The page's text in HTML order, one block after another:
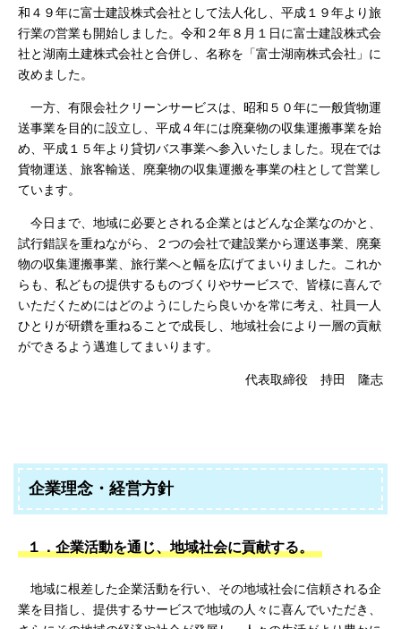
和４９年に富士建設株式会社として法人化し、平成１９年より旅
行業の営業も開始しました。令和２年８月１日に富士建設株式会
社と湖南土建株式会社と合併し、名称を「富士湖南株式会社」に
改めました。
一方、有限会社クリーンサービスは、昭和５０年に一般貨物運
送事業を目的に設立し、平成４年には廃棄物の収集運搬事業を始
め、平成１５年より貸切バス事業へ参入いたしました。現在では
貨物運送、旅客輸送、廃棄物の収集運搬を事業の柱として営業し
ています。
今日まで、地域に必要とされる企業とはどんな企業なのかと、
試行錯誤を重ねながら、２つの会社で建設業から運送事業、廃棄
物の収集運搬事業、旅行業へと幅を広げてまいりました。これか
らも、私どもの提供するものづくりやサービスで、皆様に喜んで
いただくためにはどのようにしたら良いかを常に考え、社員一人
ひとりが研鑽を重ねることで成長し、地域社会により一層の貢献
ができるよう邁進してまいります。
代表取締役 持田 隆志
企業理念・経営方針
１．企業活動を通じ、地域社会に貢献する。
地域に根差した企業活動を行い、その地域社会に信頼される企
業を目指し、提供するサービスで地域の人々に喜んでいただき、